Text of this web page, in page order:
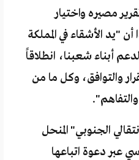
مصيره واختيار
"يد الأشقاء في المملكة
أبناء شعبنا، انطلاقاً
والتوافق، وكل ما من
الجنوبي" المنحل
عبر دعوة اتباعها